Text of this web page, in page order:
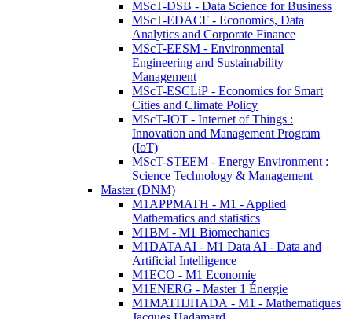
MScT-DSB - Data Science for Business
MScT-EDACF - Economics, Data
Analytics and Corporate Finance
MScT-EESM - Environmental
Engineering and Sustainability
Management
MScT-ESCLiP - Economics for Smart
Cities and Climate Policy
MScT-IOT - Internet of Things :
Innovation and Management Program
(IoT)
MScT-STEEM - Energy Environment :
Science Technology & Management
Master (DNM)
M1APPMATH - M1 - Applied
Mathematics and statistics
M1BM - M1 Biomechanics
M1DATAAI - M1 Data AI - Data and
Artificial Intelligence
M1ECO - M1 Economie
M1ENERG - Master 1 Énergie
M1MATHJHADA - M1 - Mathematiques